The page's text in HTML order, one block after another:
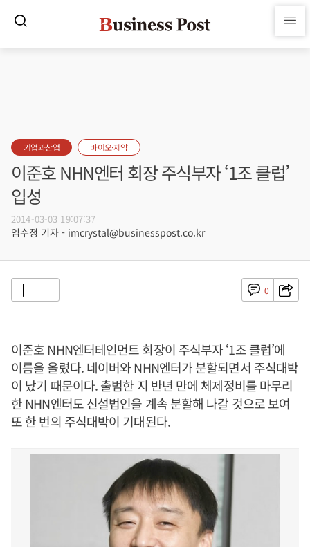
기업과산업 바이오·제약
이준호 NHN엔터 회장 주식부자 ‘1조 클럽’
입성
2014-03-03 19:07:37
임수정 기자 - imcrystal@businesspost.co.kr
0
이준호 NHN엔터테인먼트 회장이 주식부자 ‘1조 클럽’에
이름을 올렸다. 네이버와 NHN엔터가 분할되면서 주식대박
이 났기 때문이다. 출범한 지 반년 만에 체제정비를 마무리
한 NHN엔터도 신설법인을 계속 분할해 나갈 것으로 보여
또 한 번의 주식대박이 기대된다.